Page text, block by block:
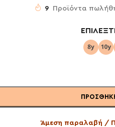
9 Προϊόντα
Άμεση παραλαβή /